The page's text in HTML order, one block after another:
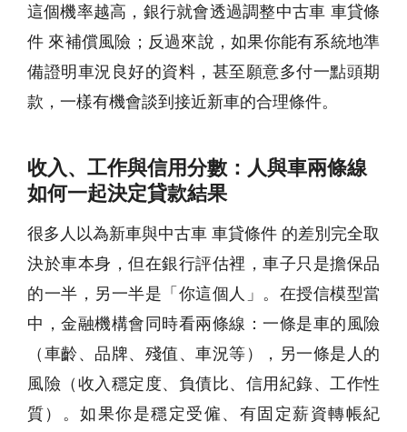
這個機率越高，銀行就會透過調整中古車 車貸條
件 來補償風險；反過來說，如果你能有系統地準
備證明車況良好的資料，甚至願意多付一點頭期
款，一樣有機會談到接近新車的合理條件。
收入、工作與信用分數：人與車兩條線
如何一起決定貸款結果
很多人以為新車與中古車 車貸條件 的差別完全取
決於車本身，但在銀行評估裡，車子只是擔保品
的一半，另一半是「你這個人」。在授信模型當
中，金融機構會同時看兩條線：一條是車的風險
（車齡、品牌、殘值、車況等），另一條是人的
風險（收入穩定度、負債比、信用紀錄、工作性
質）。如果你是穩定受僱、有固定薪資轉帳紀